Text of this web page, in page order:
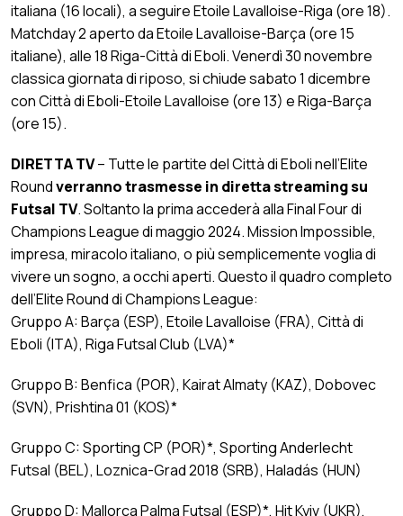
italiana (16 locali), a seguire Etoile Lavalloise-Riga (ore 18).
Matchday 2 aperto da Etoile Lavalloise-Barça (ore 15
italiane), alle 18 Riga-Città di Eboli. Venerdì 30 novembre
classica giornata di riposo, si chiude sabato 1 dicembre
con Città di Eboli-Etoile Lavalloise (ore 13) e Riga-Barça
(ore 15).
DIRETTA TV– Tutte le partite del Città di Eboli nell’Elite
Roundverranno trasmesse in diretta streaming su
Futsal TV. Soltanto la prima accederà alla Final Four di
Champions League di maggio 2024. Mission Impossible,
impresa, miracolo italiano, o più semplicemente voglia di
vivere un sogno, a occhi aperti. Questo il quadro completo
dell’Elite Round di Champions League:
Gruppo A: Barça (ESP), Etoile Lavalloise (FRA), Città di
Eboli (ITA), Riga Futsal Club (LVA)*
Gruppo B: Benfica (POR), Kairat Almaty (KAZ), Dobovec
(SVN), Prishtina 01 (KOS)*
Gruppo C: Sporting CP (POR)*, Sporting Anderlecht
Futsal (BEL), Loznica-Grad 2018 (SRB), Haladás (HUN)
Gruppo D: Mallorca Palma Futsal (ESP)*, Hit Kyiv (UKR),